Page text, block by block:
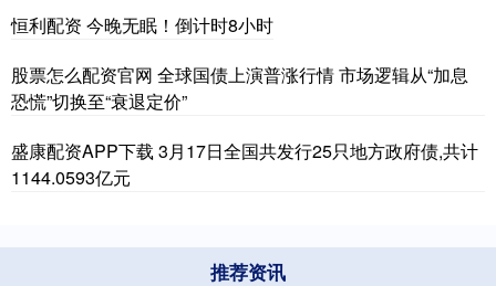
恒利配资 今晚无眠！倒计时8小时
股票怎么配资官网 全球国债上演普涨行情 市场逻辑从“加息
恐慌”切换至“衰退定价”
盛康配资APP下载 3月17日全国共发行25只地方政府债,共计
1144.0593亿元
推荐资讯